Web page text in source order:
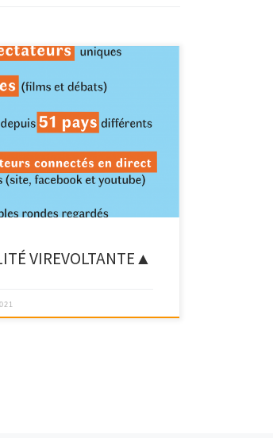
2021] Suite aux mesures du
l’ouverture des lieux
VIREVOLTANTE▲